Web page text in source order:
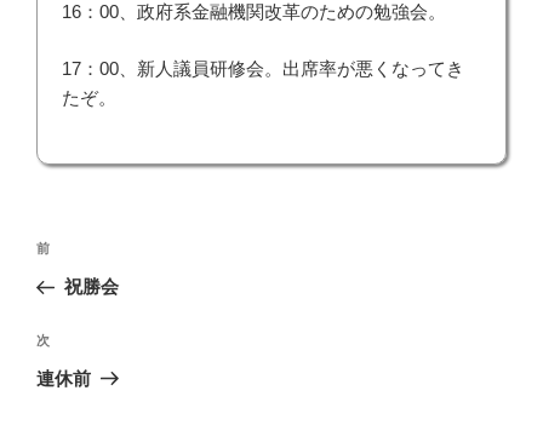
16：00、政府系金融機関改革のための勉強会。
17：00、新人議員研修会。出席率が悪くなってき
たぞ。
投
ナ
ビ
ゲ
前
の
稿
前
祝勝会
次
の
次
連休前